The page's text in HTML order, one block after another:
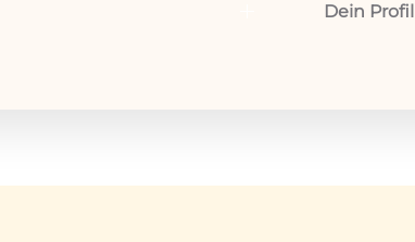
Dein Profil